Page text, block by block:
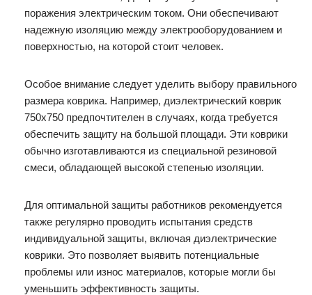
поражения электрическим током. Они обеспечивают
надежную изоляцию между электрооборудованием и
поверхностью, на которой стоит человек.
Особое внимание следует уделить выбору правильного
размера коврика. Например, диэлектрический коврик
750х750 предпочтителен в случаях, когда требуется
обеспечить защиту на большой площади. Эти коврики
обычно изготавливаются из специальной резиновой
смеси, обладающей высокой степенью изоляции.
Для оптимальной защиты работников рекомендуется
также регулярно проводить испытания средств
индивидуальной защиты, включая диэлектрические
коврики. Это позволяет выявить потенциальные
проблемы или износ материалов, которые могли бы
уменьшить эффективность защиты.